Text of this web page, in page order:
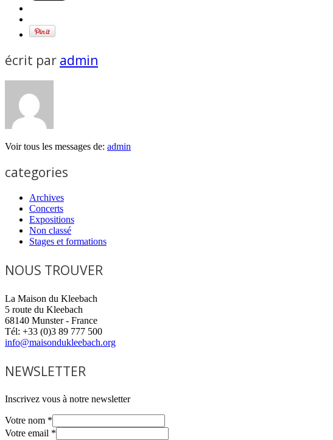
écrit par admin
Voir tous les messages de: admin
categories
Archives
Concerts
Expositions
Non classé
Stages et formations
NOUS TROUVER
La Maison du Kleebach
5 route du Kleebach
68140 Munster - France
Tél: +33 (0)3 89 777 500
info@maisondukleebach.org
NEWSLETTER
Inscrivez vous à notre newsletter
Votre nom *
Votre email *